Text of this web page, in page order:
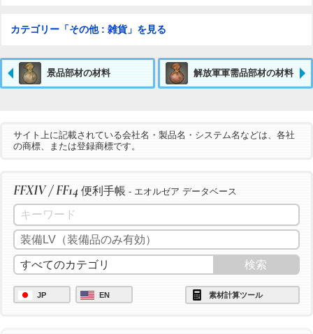
カテゴリー「その他 : 雑貨」を見る
景品部材の材料 解放軍軍需品部材の材料
サイト上に記載されている会社名・製品名・システム名などは、各社
の商標、または登録商標です。
FFXIV / FF14 便利手帳 - エオルゼア データベース
JP EN 素材計算ツール